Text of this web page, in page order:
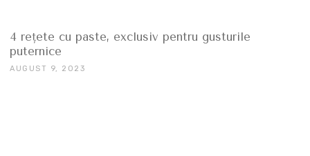
4 rețete cu paste, exclusiv pentru gusturile
puternice
AUGUST 9, 2023